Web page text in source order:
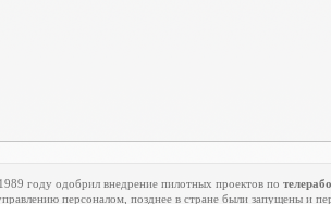
году одобрил внедрение пилотных проектов по
персоналом, позднее в стране были запущены и